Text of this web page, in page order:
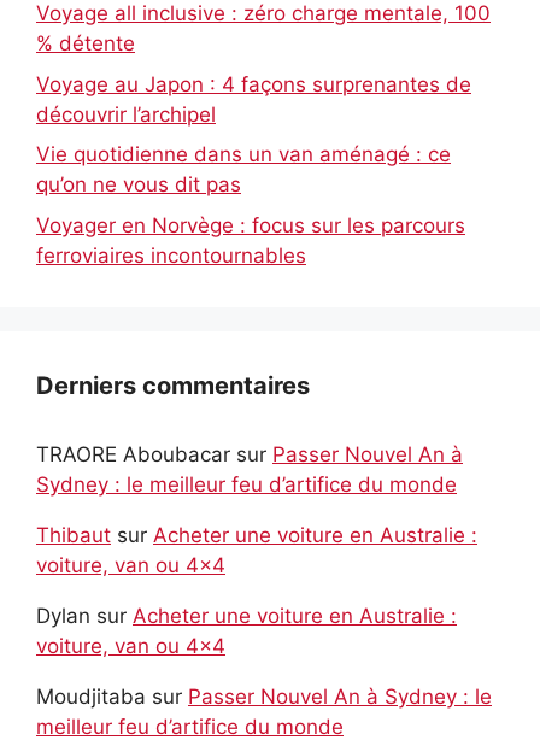
Voyage all inclusive : zéro charge mentale, 100
% détente
Voyage au Japon : 4 façons surprenantes de
découvrir l’archipel
Vie quotidienne dans un van aménagé : ce
qu’on ne vous dit pas
Voyager en Norvège : focus sur les parcours
ferroviaires incontournables
Derniers commentaires
TRAORE Aboubacar sur Passer Nouvel An à
Sydney : le meilleur feu d’artifice du monde
Thibaut sur Acheter une voiture en Australie :
voiture, van ou 4×4
Dylan sur Acheter une voiture en Australie :
voiture, van ou 4×4
Moudjitaba sur Passer Nouvel An à Sydney : le
meilleur feu d’artifice du monde